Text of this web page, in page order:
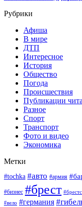
Рубрики
Афиша
В мире
ДТП
Интересное
История
Общество
Погода
Происшествия
Публикации
Разное
Спорт
Транспорт
Фото и видео
Экономика
Метки
#tochka #авто #армия
#бизнес #брест
#вело #германия